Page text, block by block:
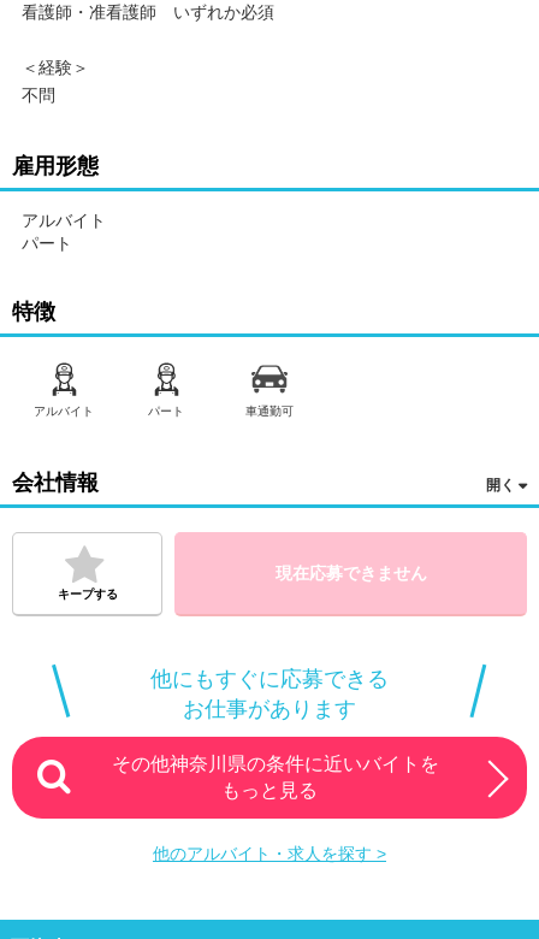
看護師・准看護師 いずれか必須
＜経験＞
不問
雇用形態
アルバイト
パート
特徴
アルバイト パート 車通勤可
会社情報
キープする
現在応募できません
他にもすぐに応募できる
お仕事があります
その他神奈川県の条件に近いバイトを
もっと見る
他のアルバイト・求人を探す >